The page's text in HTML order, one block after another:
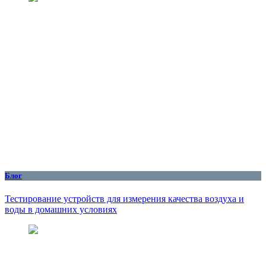
Блог
Тестирование устройств для измерения качества воздуха и
воды в домашних условиях